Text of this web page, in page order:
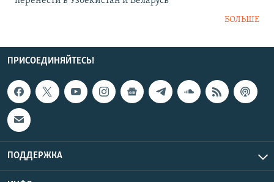
БОЛЬШЕ
ПРИСОЕДИНЯЙТЕСЬ!
ПОДДЕРЖКА